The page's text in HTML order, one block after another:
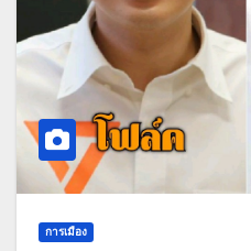
การเมือง